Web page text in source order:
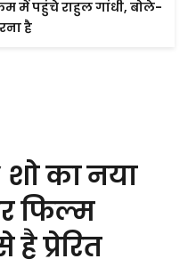
में पहुंचे राहुल गांधी, बोले-
है
शो का नया
फिल्म
प्रेरित